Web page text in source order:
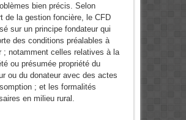
bien précis. Selon
de la gestion foncière, le CFD
sur un principe fondateur qui
des conditions préalables à
; notamment celles relatives à la
ou présumée propriété du
ou du donateur avec des actes
; et les formalités
en milieu rural.